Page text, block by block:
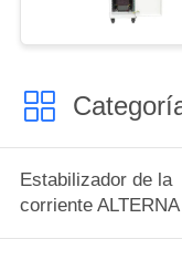
Estabilizador de la
corriente ALTERNA